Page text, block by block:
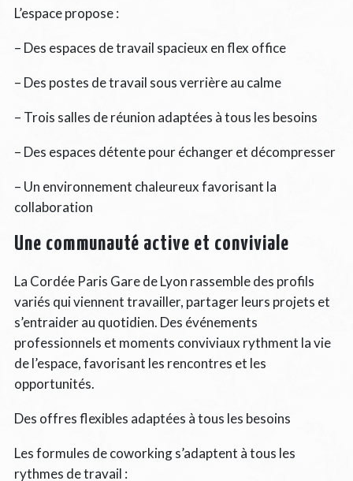
L’espace propose :
– Des espaces de travail spacieux en flex office
– Des postes de travail sous verrière au calme
– Trois salles de réunion adaptées à tous les besoins
– Des espaces détente pour échanger et décompresser
– Un environnement chaleureux favorisant la
collaboration
Une communauté active et conviviale
La Cordée Paris Gare de Lyon rassemble des profils
variés qui viennent travailler, partager leurs projets et
s’entraider au quotidien. Des événements
professionnels et moments conviviaux rythment la vie
de l’espace, favorisant les rencontres et les
opportunités.
Des offres flexibles adaptées à tous les besoins
Les formules de coworking s’adaptent à tous les
rythmes de travail :